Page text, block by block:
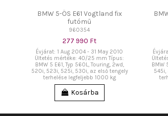
BMW 5-ÖS E61 Vogtland fix
futómű
960354
277 990 Ft
Évjárat: 1 Aug 2004 - 31 May 2010
Ültetés mértéke: 40/25 mm Típus:
BMW 5 E61, Typ 560L, Touring, 2wd,
520i, 523i, 525i, 530i, az első tengely
terhelése legfeljebb 1000 kg
Kosárba
BMW
545i,